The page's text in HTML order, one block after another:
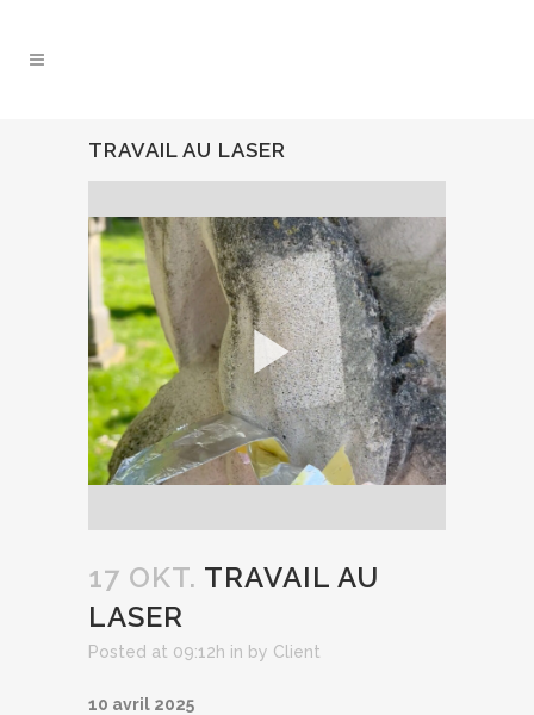
TRAVAIL AU LASER
17 OKT. TRAVAIL AU
LASER
Posted at 09:12h in by Client
10 avril 2025